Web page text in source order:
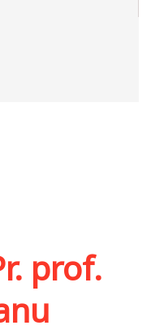
prof.